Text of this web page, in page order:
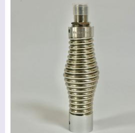
НОВОСТИ
КОМПАНИИ
ВАКАНСИИ
МЕРЧ
КОМПАНИИ
О НАС
КОНТАКТЫ